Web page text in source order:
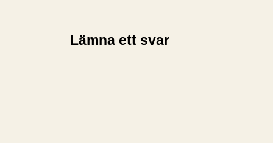
Lämna ett svar